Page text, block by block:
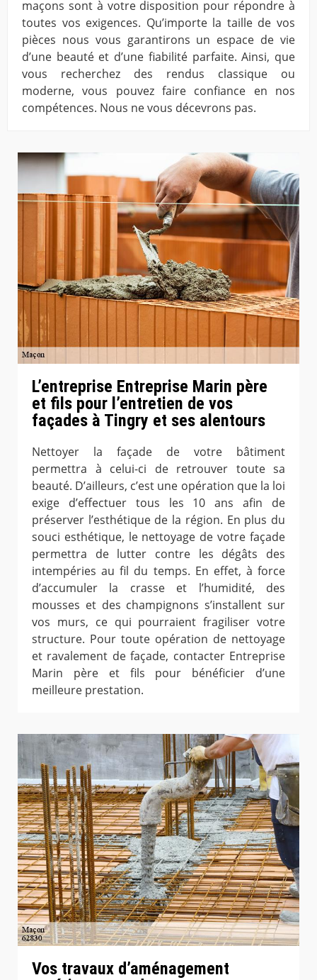
maçons sont à votre disposition pour répondre à
toutes vos exigences. Qu’importe la taille de vos
pièces nous vous garantirons un espace de vie
d’une beauté et d’une fiabilité parfaite. Ainsi, que
vous recherchez des rendus classique ou
moderne, vous pouvez faire confiance en nos
compétences. Nous ne vous décevrons pas.
L’entreprise Entreprise Marin père
et fils pour l’entretien de vos
façades à Tingry et ses alentours
Nettoyer la façade de votre bâtiment
permettra à celui-ci de retrouver toute sa
beauté. D’ailleurs, c’est une opération que la loi
exige d’effectuer tous les 10 ans afin de
préserver l’esthétique de la région. En plus du
souci esthétique, le nettoyage de votre façade
permettra de lutter contre les dégâts des
intempéries au fil du temps. En effet, à force
d’accumuler la crasse et l’humidité, des
mousses et des champignons s’installent sur
vos murs, ce qui pourraient fragiliser votre
structure. Pour toute opération de nettoyage
et ravalement de façade, contacter Entreprise
Marin père et fils pour bénéficier d’une
meilleure prestation.
Vos travaux d’aménagement